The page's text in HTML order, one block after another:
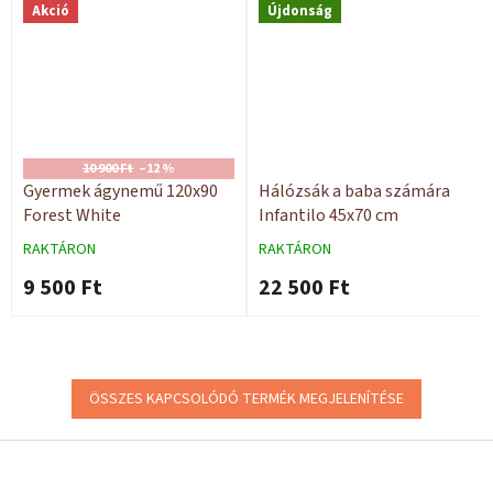
Akció
10 900 Ft –12 %
Gyermek ágynemű 120x90
Forest White
RAKTÁRON
9 500 Ft
Újdonság
Hálózsák a baba számára
Infantilo 45x70 cm
RAKTÁRON
22 500 Ft
ÖSSZES KAPCSOLÓDÓ TERMÉK MEGJELENÍTÉSE
L